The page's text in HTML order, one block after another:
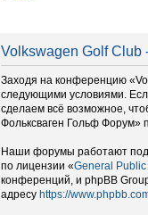
Volkswagen Golf Club
Заходя на конференцию
следующими условиями.
сделаем всё возможное,
Фольксваген Гольф Форум»
Наши форумы работают под
по лицензии «General
конференций, и phpBB
адресу https://